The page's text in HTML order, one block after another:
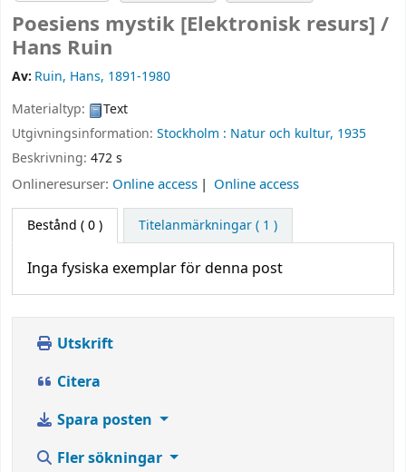
Poesiens mystik [Elektronisk resurs] /
Hans Ruin
Av: Ruin, Hans, 1891-1980
Materialtyp:
Text
Utgivningsinformation: Stockholm : Natur och kultur, 1935
Beskrivning: 472 s
Onlineresurser: Online access Online access
Bestånd ( 0 ) Titelanmärkningar ( 1 )
Inga fysiska exemplar för denna post
Utskrift
Citera
Spara posten
Fler sökningar